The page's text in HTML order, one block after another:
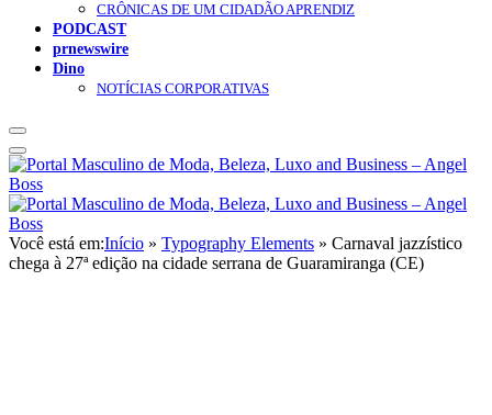
CRÔNICAS DE UM CIDADÃO APRENDIZ
PODCAST
prnewswire
Dino
NOTÍCIAS CORPORATIVAS
Você está em:Início » Typography Elements » Carnaval jazzístico
chega à 27ª edição na cidade serrana de Guaramiranga (CE)